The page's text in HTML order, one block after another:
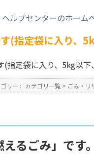
す(指定袋に入り、
(指定袋に入り、5kg以
リー : カテゴリ一覧 > ごみ・リ
えるごみ」です。